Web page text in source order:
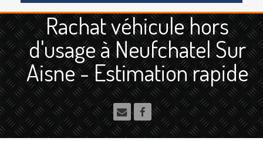
ENLÈVEMENTÉPAVE
Quoi?
Scooteret Moto
Camion
et Poids Lourd
Utilitaire
Rachat véhicule hors
d'usage à Neufchatel Sur
Aisne - Estimation rapide